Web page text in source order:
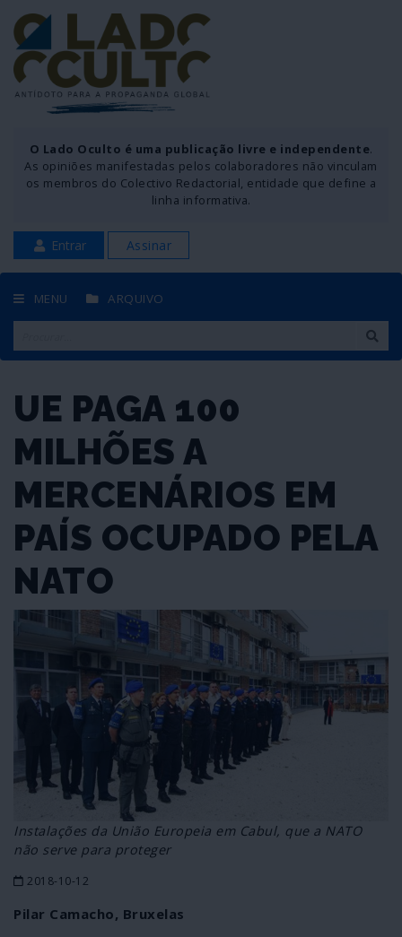
O Lado Oculto é uma publicação livre e independente.
As opiniões manifestadas pelos colaboradores não vinculam
os membros do Colectivo Redactorial, entidade que define a
linha informativa.
Entrar Assinar
MENU ARQUIVO
UE PAGA 100
MILHÕES A
MERCENÁRIOS EM
PAÍS OCUPADO PELA
NATO
Instalações da União Europeia em Cabul, que a NATO
não serve para proteger
2018-10-12
Pilar Camacho, Bruxelas